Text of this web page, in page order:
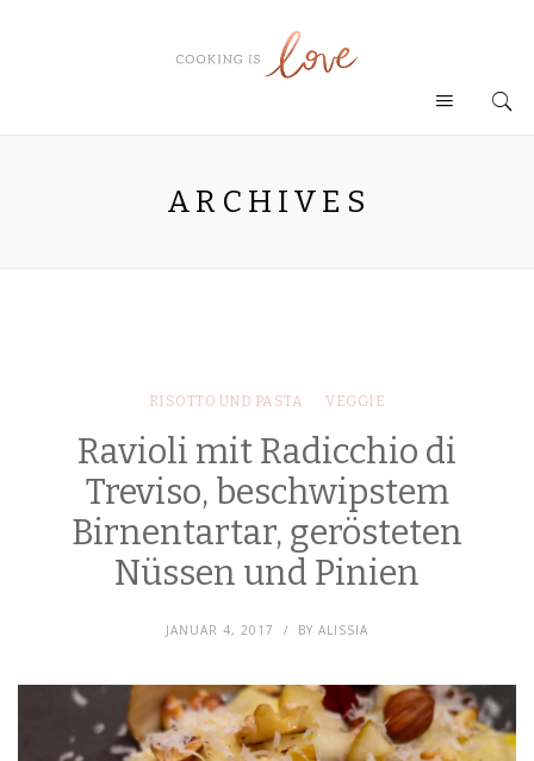
ARCHIVES
RISOTTO UND PASTA VEGGIE
Ravioli mit Radicchio di
Treviso, beschwipstem
Birnentartar, gerösteten
Nüssen und Pinien
JANUAR 4, 2017 BY ALISSIA